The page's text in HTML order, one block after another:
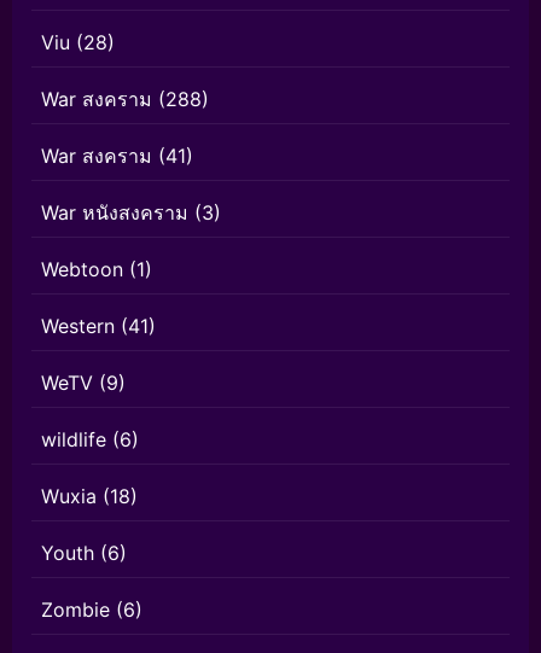
Viu (28)
War สงคราม (288)
War สงคราม (41)
War หนังสงคราม (3)
Webtoon (1)
Western (41)
WeTV (9)
wildlife (6)
Wuxia (18)
Youth (6)
Zombie (6)